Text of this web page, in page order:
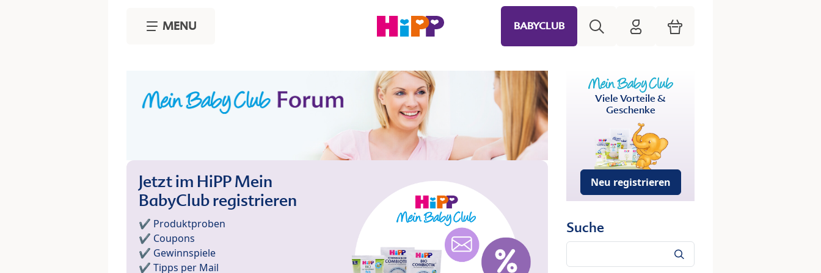
MENU BABYCLUB HiPP Mein Babyclub
Warenkorb
Jetzt im HiPP Mein
BabyClub registrieren
✔️ Produktproben
✔️ Coupons
✔️ Gewinnspiele
✔️ Tipps per Mail
Viele Vorteile &
Geschenke
Neu registrieren
Suche